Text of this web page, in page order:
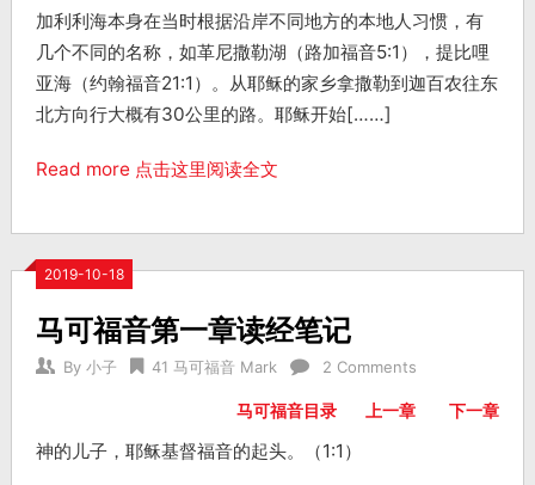
加利利海本身在当时根据沿岸不同地方的本地人习惯，有
几个不同的名称，如革尼撒勒湖（路加福音5:1），提比哩
亚海（约翰福音21:1）。从耶稣的家乡拿撒勒到迦百农往东
北方向行大概有30公里的路。耶稣开始[……]
Read more 点击这里阅读全文
2019-10-18
马可福音第一章读经笔记
By 小子 41 马可福音 Mark 2 Comments
马可福音目录 上一章 下一章
神的儿子，耶稣基督福音的起头。（1:1）